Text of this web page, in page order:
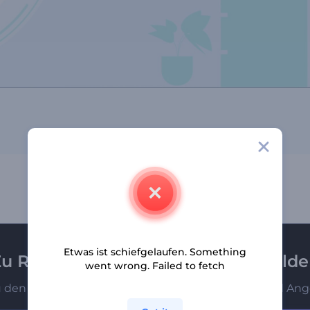
Renderforest-Newsletter
den Ersten, die unsere neuesten Nachrichten und
Etwas ist schiefgelaufen. Something
went wrong. Failed to fetch